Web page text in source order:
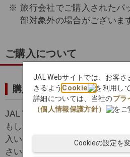
旅行会社でご購入されたパ
部対象外の場合がございま
ご購入について
購入方法
JAL Webサイトで予約と同時に
もしくは航空券ご購入後に「
入いただけます。お申し込み
さい。
JAL Webサイトでは、お客さ
きるようCookie
を利用し
詳細については、当社のプラ
（個人情報保護方針）
をご
Cookieの設定を